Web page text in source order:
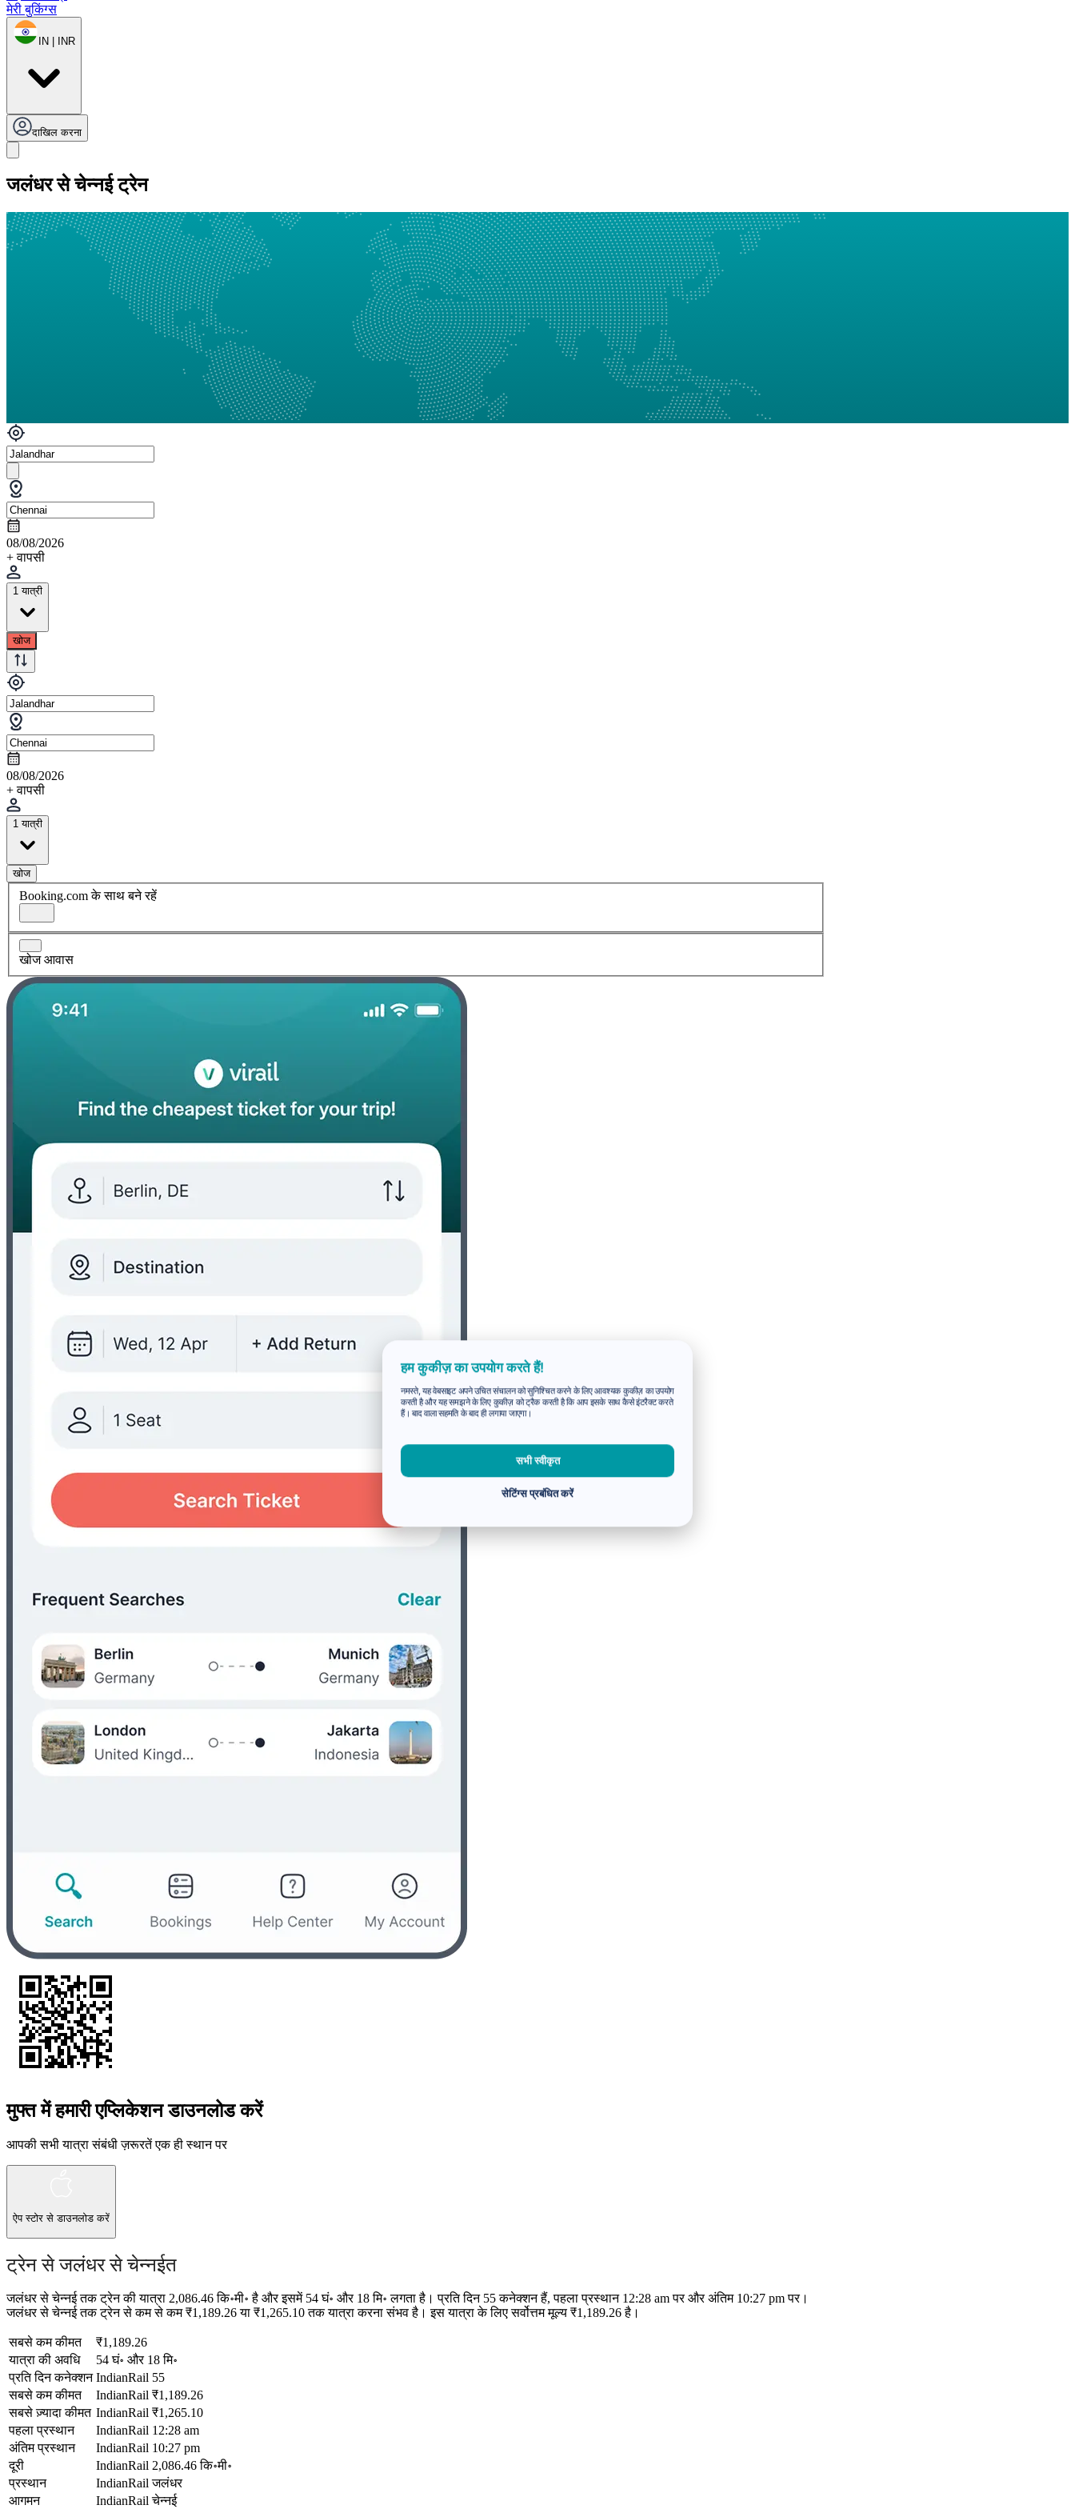
मेरी बुकिंग्स
IN | INR
दाखिल करना
जलंधर से चेन्नई ट्रेन
08/08/2026
+ वापसी
1 यात्री
खोज
08/08/2026
+ वापसी
1 यात्री
खोज
Booking.com के साथ बने रहें
खोज आवास
मुफ्त में हमारी एप्लिकेशन डाउनलोड करें
आपकी सभी यात्रा संबंधी ज़रूरतें एक ही स्थान पर
ऐप स्टोर से डाउनलोड करें
ट्रेन से जलंधर से चेन्नईत
जलंधर से चेन्नई तक ट्रेन की यात्रा 2,086.46 कि॰मी॰ है और इसमें 54 घं॰ और 18 मि॰ लगता है। प्रति दिन 55 कनेक्शन हैं, पहला प्रस्थान 12:28 am पर और अंतिम 10:27 pm पर।
जलंधर से चेन्नई तक ट्रेन से कम से कम ₹1,189.26 या ₹1,265.10 तक यात्रा करना संभव है। इस यात्रा के लिए सर्वोत्तम मूल्य ₹1,189.26 है।
सबसे कम कीमत
₹1,189.26
यात्रा की अवधि
54 घं॰ और 18 मि॰
प्रति दिन कनेक्शन IndianRail 55
सबसे कम कीमत
IndianRail ₹1,189.26
सबसे ज़्यादा कीमत IndianRail ₹1,265.10
पहला प्रस्थान
IndianRail 12:28 am
अंतिम प्रस्थान
IndianRail 10:27 pm
दूरी
IndianRail 2,086.46 कि॰मी॰
प्रस्थान
IndianRail जलंधर
आगमन
IndianRail चेन्नई
हम कुकीज़ का उपयोग करते हैं!
नमस्ते, यह वेबसाइट अपने उचित संचालन को सुनिश्चित करने के लिए आवश्यक कुकीज़ का उपयोग
करती है और यह समझने के लिए कुकीज़ को ट्रैक करती है कि आप इसके साथ कैसे इंटरैक्ट करते
हैं। बाद वाला सहमति के बाद ही लगाया जाएगा।
सभी स्वीकृत
सेटिंग्स प्रबंधित करें